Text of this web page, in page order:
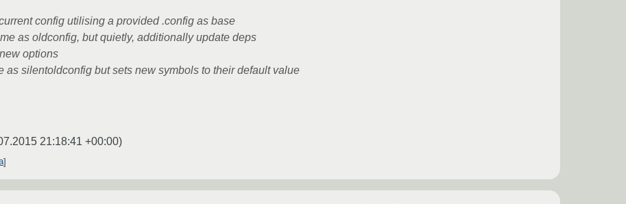
config utilising a provided .config as base
as oldconfig, but quietly, additionally update deps
options
as silentoldconfig but sets new symbols to their default value
21:18:41 +00:00)